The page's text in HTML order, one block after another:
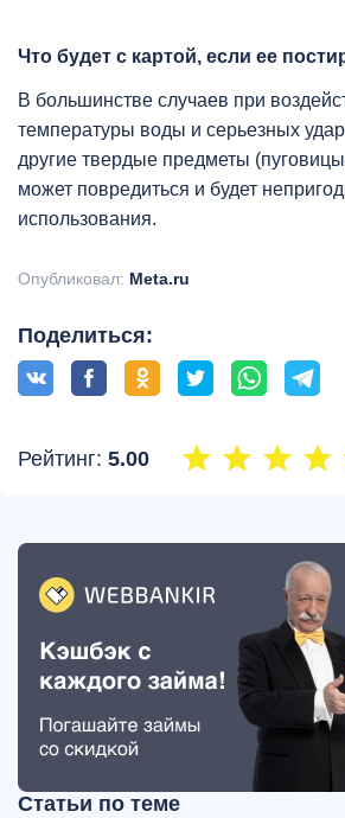
Что будет с картой, если ее
В большинстве случаев при
температуры воды и серьезных
другие твердые предметы
может повредиться и будет
использования.
Опубликовал: Meta.ru
Поделиться:
Рейтинг: 5.00
Статьи по теме